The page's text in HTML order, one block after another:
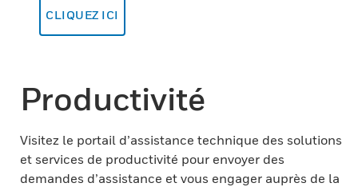
CLIQUEZ ICI
Productivité
Visitez le portail d’assistance technique des solutions
et services de productivité pour envoyer des
demandes d’assistance et vous engager auprès de la